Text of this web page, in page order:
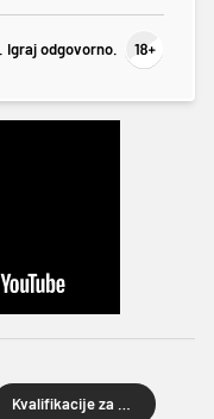
Igraj odgovorno.